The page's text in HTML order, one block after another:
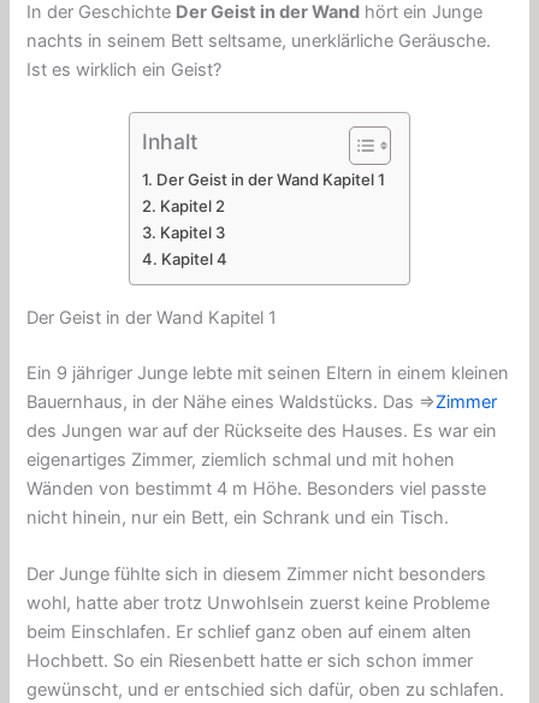
In der Geschichte Der Geist in der Wand hört ein Junge
nachts in seinem Bett seltsame, unerklärliche Geräusche.
Ist es wirklich ein Geist?
Inhalt
Der Geist in der Wand Kapitel 1
Kapitel 2
Kapitel 3
Kapitel 4
Der Geist in der Wand Kapitel 1
Ein 9 jähriger Junge lebte mit seinen Eltern in einem kleinen
Bauernhaus, in der Nähe eines Waldstücks. Das ⇒Zimmer
des Jungen war auf der Rückseite des Hauses. Es war ein
eigenartiges Zimmer, ziemlich schmal und mit hohen
Wänden von bestimmt 4 m Höhe. Besonders viel passte
nicht hinein, nur ein Bett, ein Schrank und ein Tisch.
Der Junge fühlte sich in diesem Zimmer nicht besonders
wohl, hatte aber trotz Unwohlsein zuerst keine Probleme
beim Einschlafen. Er schlief ganz oben auf einem alten
Hochbett. So ein Riesenbett hatte er sich schon immer
gewünscht, und er entschied sich dafür, oben zu schlafen.